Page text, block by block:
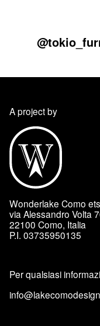
A project by
Wonderlake Como ets
via Alessandro Volta
22100 Como, Italia
P.I. 03735950135
Per qualsiasi